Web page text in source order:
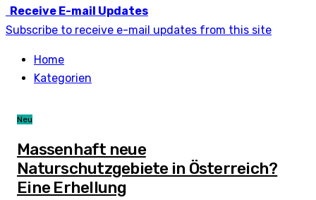
Receive E-mail Updates
Subscribe to receive e-mail updates from this site
Home
Kategorien
Neu
Massenhaft neue
Naturschutzgebiete in Österreich?
Eine Erhellung